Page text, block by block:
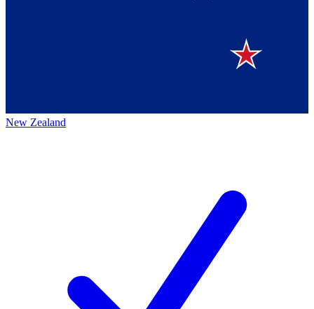
New Zealand